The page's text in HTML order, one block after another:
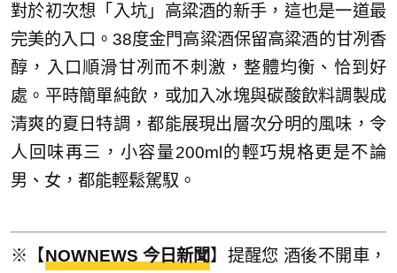
對於初次想「入坑」高粱酒的新手，這也是一道最
完美的入口。38度金門高粱酒保留高粱酒的甘冽香
醇，入口順滑甘冽而不刺激，整體均衡、恰到好
處。平時簡單純飲，或加入冰塊與碳酸飲料調製成
清爽的夏日特調，都能展現出層次分明的風味，令
人回味再三，小容量200ml的輕巧規格更是不論
男、女，都能輕鬆駕馭。
※【NOWNEWS 今日新聞】提醒您 酒後不開車，